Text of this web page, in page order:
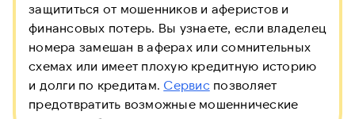
защититься от мошенников и аферистов и
финансовых потерь. Вы узнаете, если владелец
номера замешан в аферах или сомнительных
схемах или имеет плохую кредитную историю
и долги по кредитам. Сервис позволяет
предотвратить возможные мошеннические